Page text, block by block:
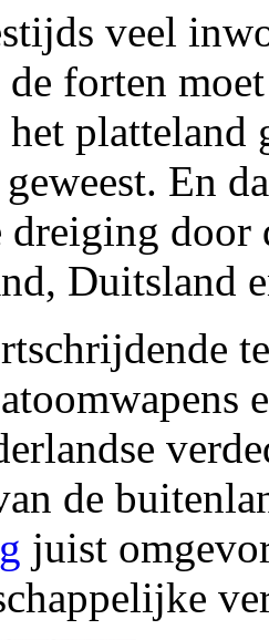
veel
de forten
het
En
dreiging door
Duitsland
de
juist